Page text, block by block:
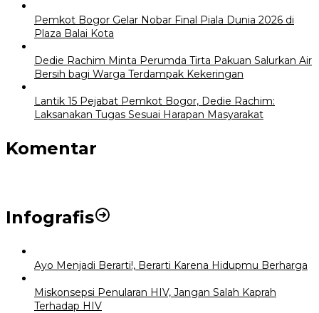
Pemkot Bogor Gelar Nobar Final Piala Dunia 2026 di
Plaza Balai Kota
Dedie Rachim Minta Perumda Tirta Pakuan Salurkan Air
Bersih bagi Warga Terdampak Kekeringan
Lantik 15 Pejabat Pemkot Bogor, Dedie Rachim:
Laksanakan Tugas Sesuai Harapan Masyarakat
Komentar
Infografis
Ayo Menjadi Berarti!, Berarti Karena Hidupmu Berharga
Miskonsepsi Penularan HIV, Jangan Salah Kaprah
Terhadap HIV